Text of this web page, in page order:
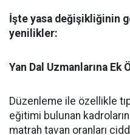
​İşte yasa değişikliğinin
yenilikler:
​Yan Dal Uzmanlarına Ek
​Düzenleme ile özellikle
eğitimi bulunan
matrah tavan oranları